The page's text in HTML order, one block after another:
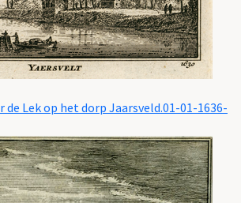
de Lek op het dorp Jaarsveld.01-01-1636-